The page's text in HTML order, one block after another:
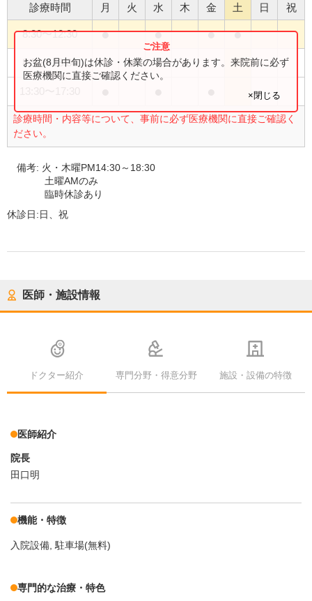
診療時間 月 火 水 木 金 土 日 祝
8:30〜12:30 ● ● ● ●
8:30〜18:30 ● ●
診療時間・内容等について、事前に必ず医療機関に直接ご確認く
ださい。
お盆(8月中旬)は休診・休業の場合があります。来院前に必ず
医療機関に直接ご確認ください。
×閉じる
備考: 火・木曜PM14:30～18:30
土曜AMのみ
臨時休診あり
休診日:日、祝
医師・施設情報
ドクター紹介 専門分野・得意分野 施設・設備の特徴
医師紹介
院長
田口明
機能・特徴
入院設備 駐車場(無料)
専門的な治療・特色